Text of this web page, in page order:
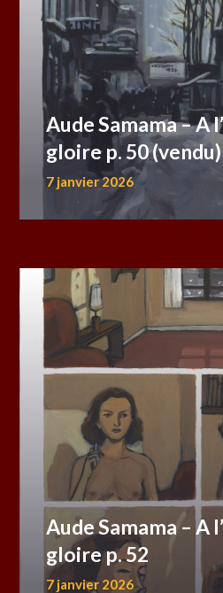
Aude Samama – A
gloire p. 50 (vendu)
7 janvier 2026
Aude Samama – A
gloire p. 52
7 janvier 2026